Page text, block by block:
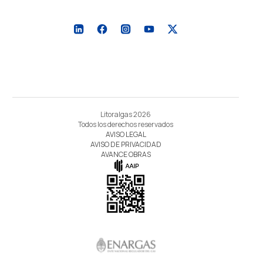
Litoralgas 2026
Todos los derechos reservados
AVISO LEGAL
AVISO DE PRIVACIDAD
AVANCE OBRAS